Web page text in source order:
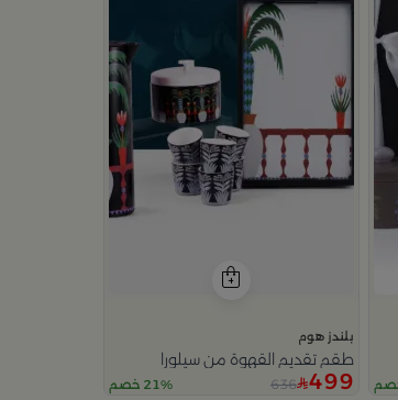
بلندز هوم
طقم تقديم القهوة من سيلورا
499
636 21% خصم